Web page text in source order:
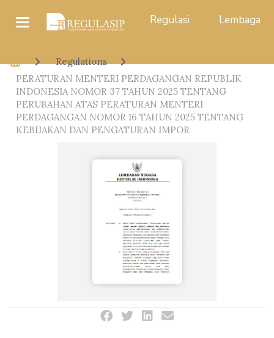
Regulasi Lembaga
Regulations
PERATURAN MENTERI PERDAGANGAN REPUBLIK
INDONESIA NOMOR 37 TAHUN 2025 TENTANG
PERUBAHAN ATAS PERATURAN MENTERI
PERDAGANGAN NOMOR 16 TAHUN 2025 TENTANG
KEBIJAKAN DAN PENGATURAN IMPOR